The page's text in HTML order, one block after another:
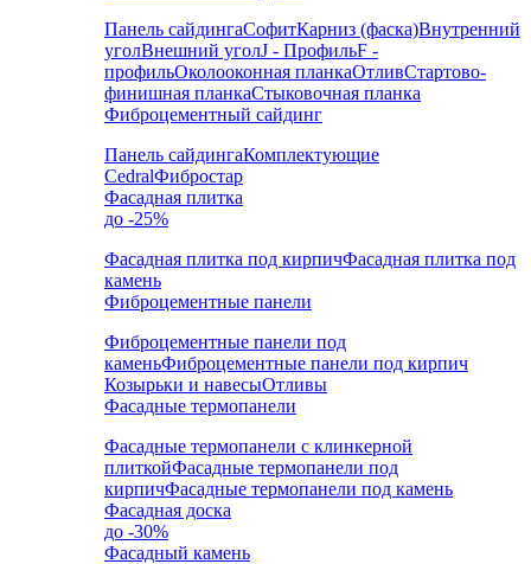
Панель сайдингаСофитКарниз (фаска)Внутренний
уголВнешний уголJ - ПрофильF -
профильОколооконная планкаОтливСтартово-
финишная планкаСтыковочная планка
Фиброцементный сайдинг
Панель сайдингаКомплектующие
CedralФибростар
Фасадная плитка
до -25%
Фасадная плитка под кирпичФасадная плитка под
камень
Фиброцементные панели
Фиброцементные панели под
каменьФиброцементные панели под кирпич
Козырьки и навесыОтливы
Фасадные термопанели
Фасадные термопанели с клинкерной
плиткойФасадные термопанели под
кирпичФасадные термопанели под камень
Фасадная доска
до -30%
Фасадный камень